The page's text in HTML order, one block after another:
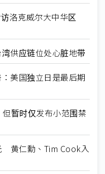
洛克威尔大中华区
供应链位处心脏地带
美国独立日是最后期
暂时仅发布小范围禁
黄仁勳、Tim Cook入